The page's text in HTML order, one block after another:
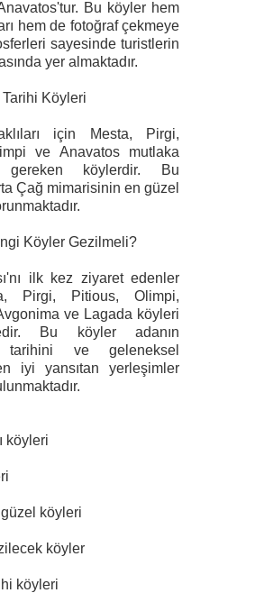
Bu köyler hem
hem de fotoğraf çekmeye
sayesinde turistlerin
yer almaktadır.
Tarihi Köyleri
için Mesta, Pirgi,
ve Anavatos mutlaka
gereken köylerdir. Bu
Çağ mimarisinin en güzel
Köyler Gezilmeli?
ilk kez ziyaret edenler
Pirgi, Pitious, Olimpi,
ve Lagada köyleri
Bu köyler adanın
tarihini ve geleneksel
iyi yansıtan yerleşimler
köyleri
güzel köyleri
köyler
köyleri